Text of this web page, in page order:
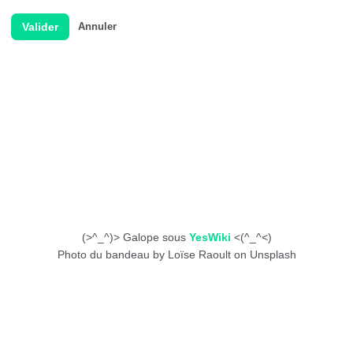
Valider Annuler
(>^_^)> Galope sous YesWiki <(^_^<)
Photo du bandeau by Loïse Raoult on Unsplash